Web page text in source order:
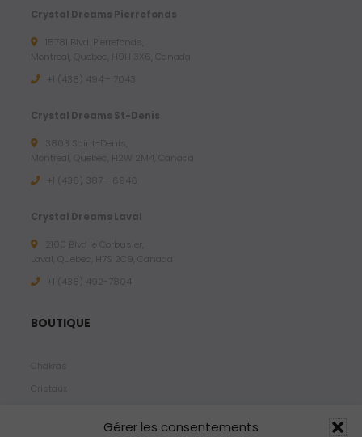
Gérer les consentements
Crystal Dreams Pierrefonds
15781 Blvd. Pierrefonds,
Montreal, Quebec, H9H 3X6, Canada
+1 (438) 494 - 7043
Crystal Dreams St-Denis
3803 Saint-Denis,
Montreal, Quebec, H2W 2M4, Canada
+1 (438) 387 - 6946
Crystal Dreams Laval
2100 Blvd le Corbusier,
Laval, Quebec, H7S 2C9, Canada
+1 ‪(438) 492-7804‬
BOUTIQUE
Chakras
Cristaux